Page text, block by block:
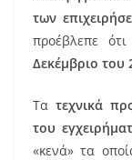
e
b
o
o
k
l
των
προέβλεπε
Δεκέμβριο του
Τα τεχνικά
του
«κενά» τα